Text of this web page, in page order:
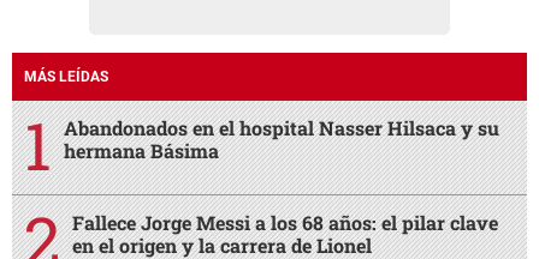
MÁS LEÍDAS
Abandonados en el hospital Nasser Hilsaca y su
hermana Básima
Fallece Jorge Messi a los 68 años: el pilar clave
en el origen y la carrera de Lionel